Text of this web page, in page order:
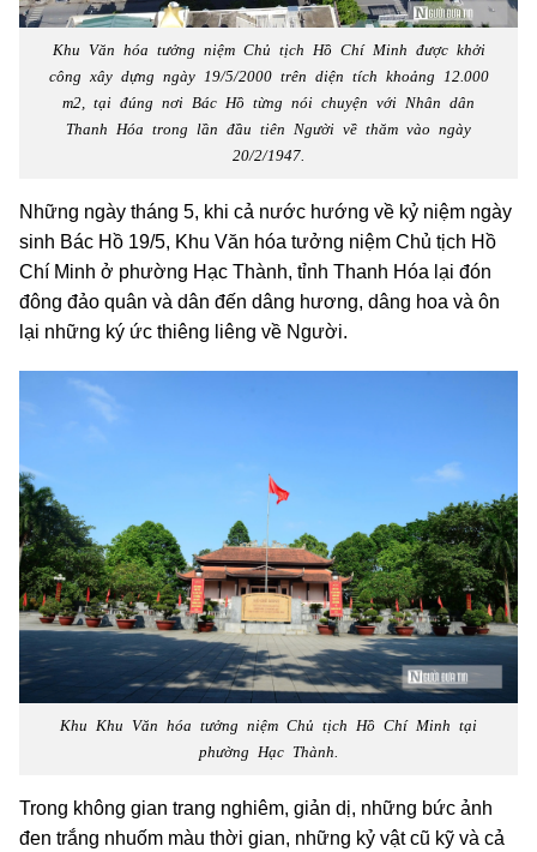
Khu Văn hóa tưởng niệm Chủ tịch Hồ Chí Minh được khởi
công xây dựng ngày 19/5/2000 trên diện tích khoảng 12.000
m2, tại đúng nơi Bác Hồ từng nói chuyện với Nhân dân
Thanh Hóa trong lần đầu tiên Người về thăm vào ngày
20/2/1947.
Những ngày tháng 5, khi cả nước hướng về kỷ niệm ngày
sinh Bác Hồ 19/5, Khu Văn hóa tưởng niệm Chủ tịch Hồ
Chí Minh ở phường Hạc Thành, tỉnh Thanh Hóa lại đón
đông đảo quân và dân đến dâng hương, dâng hoa và ôn
lại những ký ức thiêng liêng về Người.
Khu Khu Văn hóa tưởng niệm Chủ tịch Hồ Chí Minh tại
phường Hạc Thành.
Trong không gian trang nghiêm, giản dị, những bức ảnh
đen trắng nhuốm màu thời gian, những kỷ vật cũ kỹ và cả